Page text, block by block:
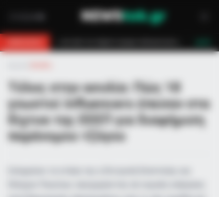
Τέλος στην ασυλία: Πώς 18
γνωστοί influencers έπεσαν στα
δίχτυα της ΕΕΕΠ για διαφήμιση
παράνομου τζόγου